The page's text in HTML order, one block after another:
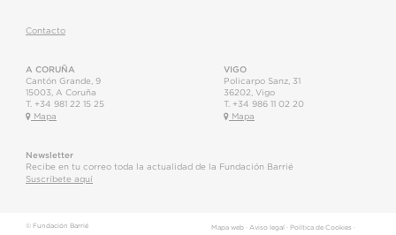
Contacto
A CORUÑA
Cantón Grande, 9
15003
A Coruña
T. +34 981 22 15 25
Mapa
VIGO
Policarpo Sanz, 31
36202 Vigo
T. +34 986 11 02 20
Mapa
Newsletter
Recibe en tu correo toda la actualidad de la Fundación Barrié
Suscríbete aquí
© Fundación Barrié Mapa web· Aviso legal · Política de Cookies ·